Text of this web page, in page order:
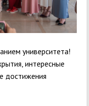
университета!
интересные
достижения